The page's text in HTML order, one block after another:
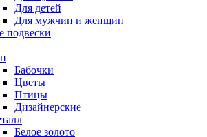
Для детей
Для мужчин и женщин
подвески
Бабочки
Цветы
Птицы
Дизайнерские
Белое золото